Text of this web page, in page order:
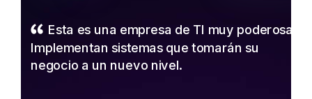
Esta es una empresa de TI muy poderosa.
Implementan sistemas que tomarán su
negocio a un nuevo nivel.